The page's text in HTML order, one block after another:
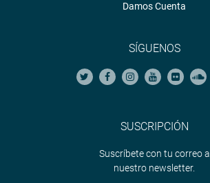
Damos Cuenta
SÍGUENOS
SUSCRIPCIÓN
Suscríbete con tu correo a
nuestro newsletter.